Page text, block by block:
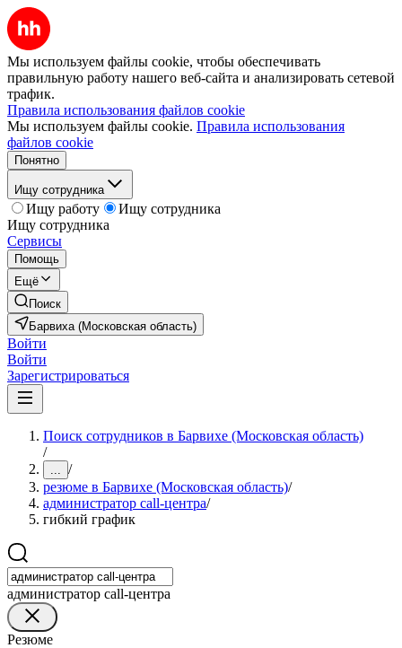
Мы используем файлы cookie, чтобы обеспечивать
правильную работу нашего веб-сайта и анализировать сетевой
трафик.
Правила использования файлов cookie
Мы используем файлы cookie. Правила использования
файлов cookie
Понятно
Ищу сотрудника
Ищу работу
Ищу сотрудника
Ищу сотрудника
Сервисы
Помощь
Ещё
Поиск
Барвиха (Московская область)
Войти
Войти
Зарегистрироваться
Поиск сотрудников в Барвихе (Московская область)
/
... /
резюме в Барвихе (Московская область)/
администратор call-центра/
гибкий график
администратор call-центра
Резюме